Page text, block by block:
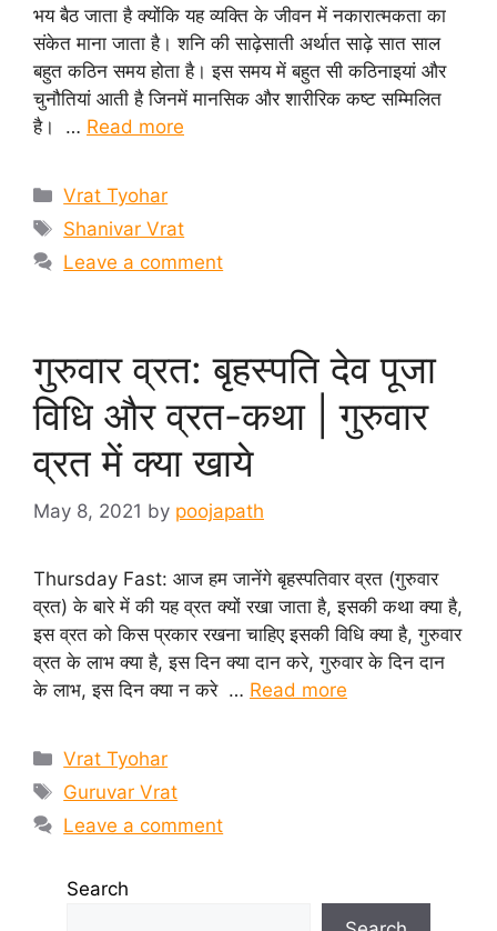
भय बैठ जाता है क्योंकि यह व्यक्ति के जीवन में नकारात्मकता का
संकेत माना जाता है। शनि की साढ़ेसाती अर्थात साढ़े सात साल
बहुत कठिन समय होता है। इस समय में बहुत सी कठिनाइयां और
चुनौतियां आती है जिनमें मानसिक और शारीरिक कष्ट सम्मिलित
है। … Read more
Categories
Vrat Tyohar
Tags
Shanivar Vrat
Leave a comment
गुरुवार व्रत: बृहस्पति देव पूजा
विधि और व्रत-कथा | गुरुवार
व्रत में क्या खाये
May 8, 2021 by poojapath
Thursday Fast: आज हम जानेंगे बृहस्पतिवार व्रत (गुरुवार
व्रत) के बारे में की यह व्रत क्यों रखा जाता है, इसकी कथा क्या है,
इस व्रत को किस प्रकार रखना चाहिए इसकी विधि क्या है, गुरुवार
व्रत के लाभ क्या है, इस दिन क्या दान करे, गुरुवार के दिन दान
के लाभ, इस दिन क्या न करे … Read more
Categories
Vrat Tyohar
Tags
Guruvar Vrat
Leave a comment
Search